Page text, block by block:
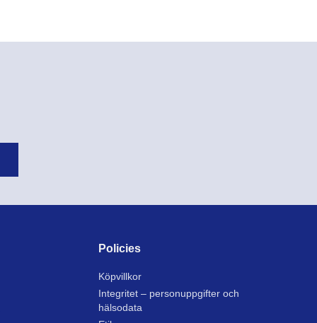
Policies
Köpvillkor
Integritet – personuppgifter och
hälsodata